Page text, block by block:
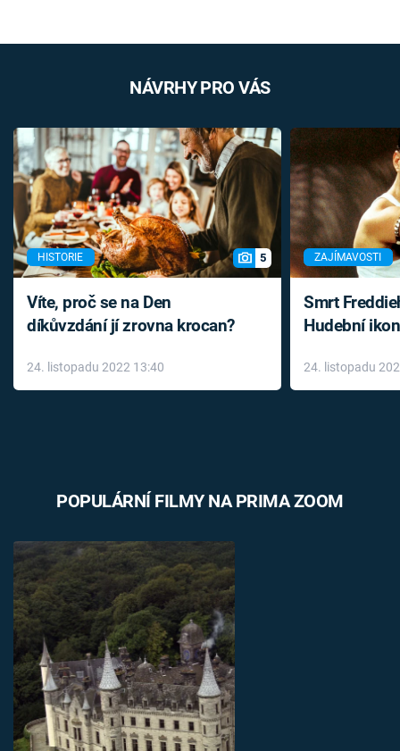
NÁVRHY PRO VÁS
HISTORIE 5
Víte, proč se na Den
díkůvzdání jí zrovna krocan?
24. listopadu 2022 13:40
ZAJÍMAVOSTI
Smrt
Hudební
léky
24. listopadu
POPULÁRNÍ FILMY NA PRIMA ZOOM